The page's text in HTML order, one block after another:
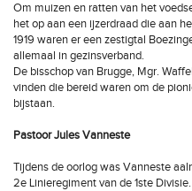
Om muizen en ratten van het
het op aan een ijzerdraad die aan
1919 waren er een zestigtal
allemaal in gezinsverband.
De bisschop van Brugge, Mgr.
vinden die bereid waren om de
bijstaan.
Pastoor Jules Vanneste
Tijdens de oorlog was Vanneste
2e Linieregiment van de 1ste